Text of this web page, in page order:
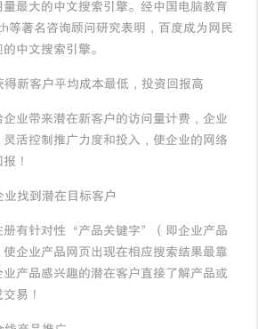
最大的中文搜索引擎。经中国电脑教育
等著名咨询顾问研究表明，百度成为网民
中文搜索引擎。
客户平均成本最低，投资回报高
带来潜在新客户的访问量计费，企业
活控制推广力度和投入，使企业的网络
！
找到潜在目标客户
有针对性“产品关键字”（即企业产品
企业产品网页出现在相应搜索结果最靠
产品感兴趣的潜在客户直接了解产品或
易！